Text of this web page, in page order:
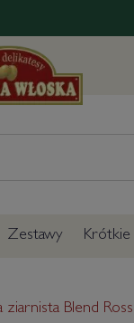
Zestawy Krótkie
ziarnista Blend